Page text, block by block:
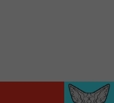
en un clic!